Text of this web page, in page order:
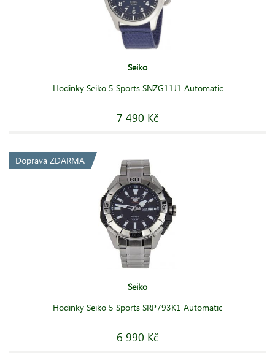
Seiko
Hodinky Seiko 5 Sports SNZG11J1 Automatic
7 490 Kč
Doprava ZDARMA
Seiko
Hodinky Seiko 5 Sports SRP793K1 Automatic
6 990 Kč